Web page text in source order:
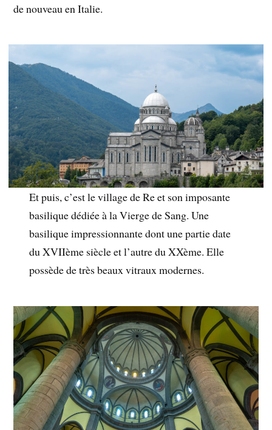
de nouveau en Italie.
Et puis, c’est le village de Re et son imposante
basilique dédiée à la Vierge de Sang. Une
basilique impressionnante dont une partie date
du XVIIème siècle et l’autre du XXème. Elle
possède de très beaux vitraux modernes.